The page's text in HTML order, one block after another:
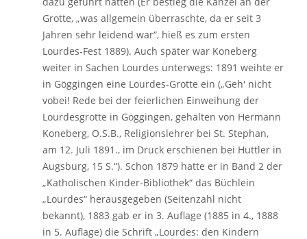
Grotte, „was allgemein überraschte, da er seit 3
Jahren sehr leidend war“, hieß es zum ersten
Lourdes-Fest 1889). Auch später war Koneberg
weiter in Sachen Lourdes unterwegs: 1891 weihte er
in Göggingen eine Lourdes-Grotte ein („Geh' nicht
vobei! Rede bei der feierlichen Einweihung der
Lourdesgrotte in Göggingen, gehalten von Hermann
Koneberg, O.S.B., Religionslehrer bei St. Stephan,
am 12. Juli 1891., im Druck erschienen bei Huttler in
Augsburg, 15 S.“). Schon 1879 hatte er in Band 2 der
„Katholischen Kinder-Bibliothek“ das Büchlein
„Lourdes“ herausgegeben (Seitenzahl nicht
bekannt), 1883 gab er in 3. Auflage (1885 in 4., 1888
in 5. Auflage) die Schrift „Lourdes: den Kindern